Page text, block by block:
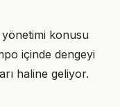
yönetimi konusu
içinde dengeyi
haline geliyor.